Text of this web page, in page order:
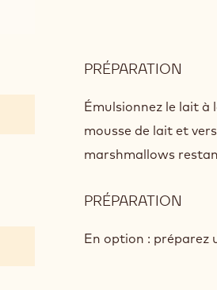
PRÉPARATION
Émulsionnez le lait à
mousse de lait et
marshmallows
PRÉPARATION
En option : préparez